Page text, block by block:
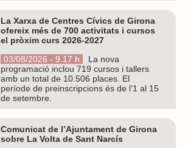
La Xarxa de Centres Cívics de Girona
ofereix més de 700 activitats i cursos
el pròxim curs 2026-2027
03/08/2026 - 9.17 h
La nova
programació inclou 719 cursos i tallers
amb un total de 10.506 places. El
període de preinscripcions és de l’1 al 15
de setembre.
Comunicat de l’Ajuntament de Girona
sobre La Volta de Sant Narcís